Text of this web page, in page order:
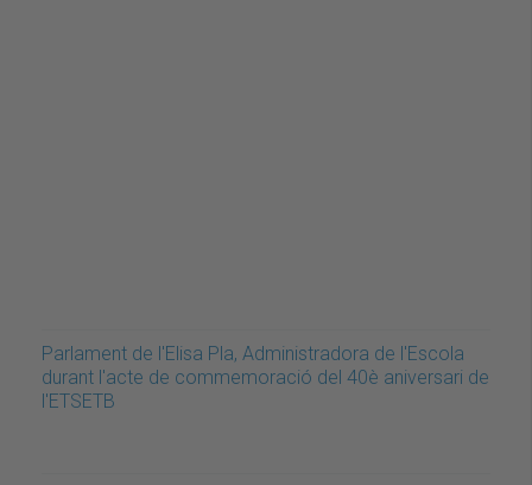
Parlament de l'Elisa Pla, Administradora de l'Escola
durant l'acte de commemoració del 40è aniversari de
l'ETSETB